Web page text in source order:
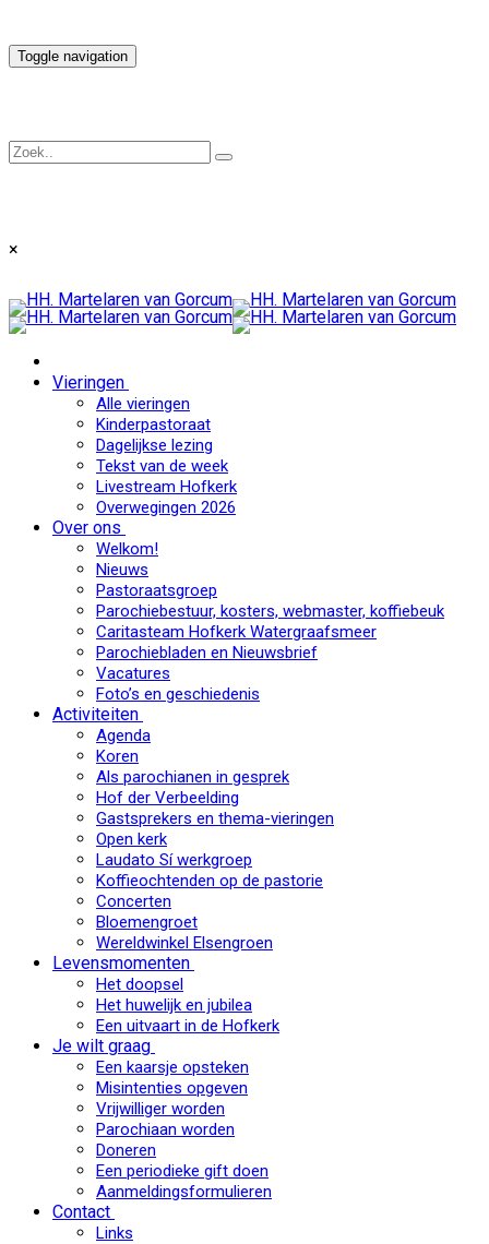
Toggle navigation
×
Vieringen
Alle vieringen
Kinderpastoraat
Dagelijkse lezing
Tekst van de week
Livestream Hofkerk
Overwegingen 2026
Over ons
Welkom!
Nieuws
Pastoraatsgroep
Parochiebestuur, kosters, webmaster, koffiebeuk
Caritasteam Hofkerk Watergraafsmeer
Parochiebladen en Nieuwsbrief
Vacatures
Foto’s en geschiedenis
Activiteiten
Agenda
Koren
Als parochianen in gesprek
Hof der Verbeelding
Gastsprekers en thema-vieringen
Open kerk
Laudato Sí werkgroep
Koffieochtenden op de pastorie
Concerten
Bloemengroet
Wereldwinkel Elsengroen
Levensmomenten
Het doopsel
Het huwelijk en jubilea
Een uitvaart in de Hofkerk
Je wilt graag
Een kaarsje opsteken
Misintenties opgeven
Vrijwilliger worden
Parochiaan worden
Doneren
Een periodieke gift doen
Aanmeldingsformulieren
Contact
Links